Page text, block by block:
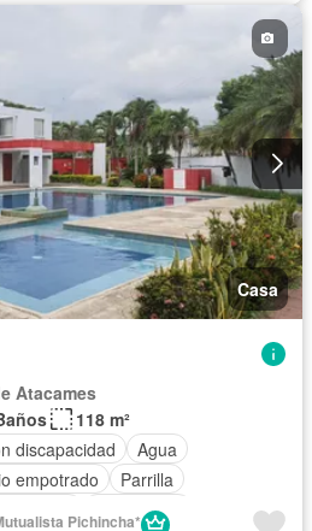
Casa
Atacames
118 m²
discapacidad
Agua
empotrado
Parrilla
Electricidad
Pichincha*